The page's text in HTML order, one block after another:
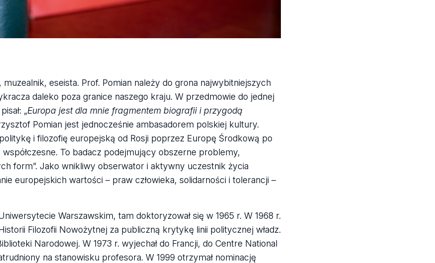
eseista. Prof. Pomian należy do grona najwybitniejszych
daleko poza granice naszego kraju. W przedmowie do jednej
„Europa jest dla mnie fragmentem biografii i przygodą
Pomian jest jednocześnie ambasadorem polskiej kultury.
i filozofię europejską od Rosji poprzez Europę Środkową po
To badacz podejmujący obszerne problemy,
form”. Jako wnikliwy obserwator i aktywny uczestnik życia
europejskich wartości – praw człowieka, solidarności i tolerancji –
Warszawskim, tam doktoryzował się w 1965 r. W 1968 r.
Filozofii Nowożytnej za publiczną krytykę linii politycznej władz.
Narodowej. W 1973 r. wyjechał do Francji, do Centre National
na stanowisku profesora. W 1999 otrzymał nominację